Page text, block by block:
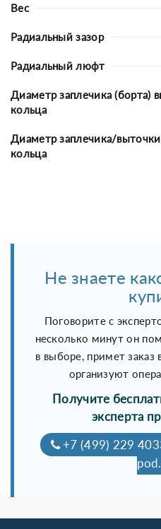
Вес
Радиальный зазор
Радиальный люфт
Диаметр заплечика (борта)
кольца
Диаметр заплечика/
кольца
Не знаете
Поговорите с
несколько минут он
в выборе, примет
организуют
Получите
эксперта
+7 (499) 229